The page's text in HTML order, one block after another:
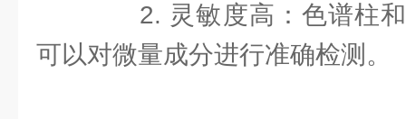
2. 灵敏度高：色谱柱和
可以对微量成分进行准确检测。